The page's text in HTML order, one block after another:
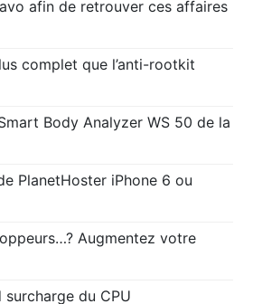
afin de retrouver ces affaires
complet que l’anti-rootkit
Body Analyzer WS 50 de la
PlanetHoster iPhone 6 ou
Augmentez votre
surcharge du CPU